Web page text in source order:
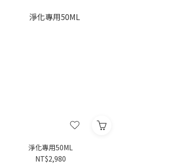
淨化專用50ML
NT$2,980